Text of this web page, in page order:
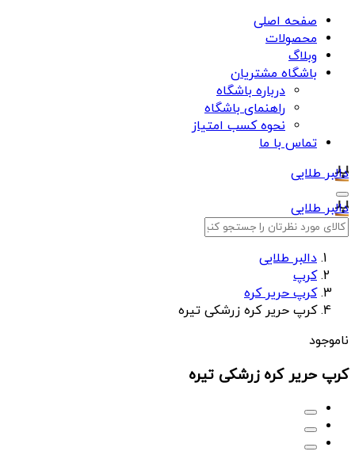
صفحه اصلی
محصولات
وبلاگ
باشگاه مشتریان
درباره باشگاه
راهنمای باشگاه
نحوه کسب امتیاز
تماس با ما
دالبر طلایی
دالبر طلایی
دالبر طلایی
کرپ
کرپ حریر کره
کرپ حریر کره زرشکی تیره
ناموجود
کرپ حریر کره زرشکی تیره